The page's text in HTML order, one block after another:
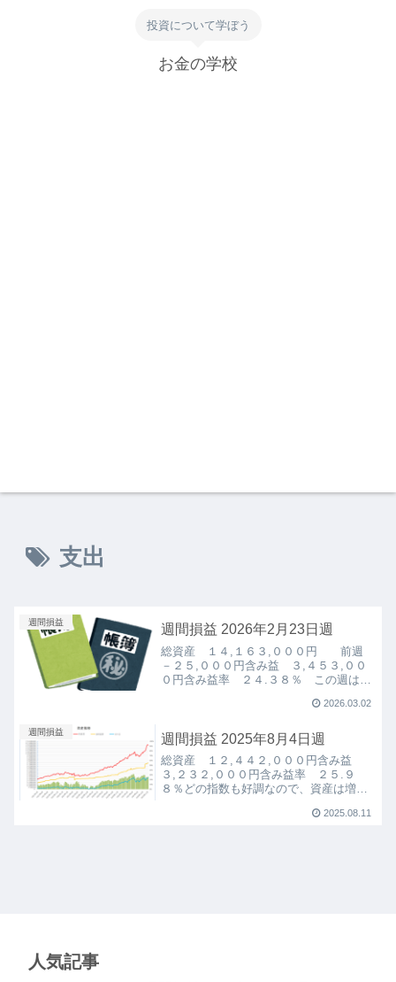
投資について学ぼう
お金の学校
支出
週間損益 週間損益 2026年2月23日週
総資産 １４,１６３,０００円 前週
－２５,０００円含み益 ３,４５３,００
０円含み益率 ２４.３８％ この週は給
がってしまいました。 米国株、仮想通
は上昇している...
2026.03.02
週間損益 週間損益 2025年8月4日週
総資産 １２,４４２,０００円含み益
３,２３２,０００円含み益率 ２５.９
８％どの指数も好調なので、資産は増え
ことと、浪費も少ししているため、思っ
2025.08.11
人気記事